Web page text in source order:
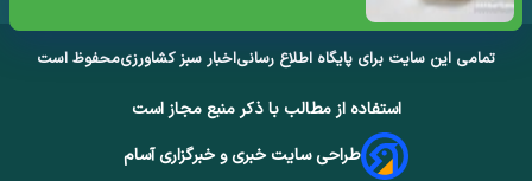
تمامی این سایت برای پایگاه اطلاع رسانیاخبار سبز کشاورزیمحفوظ است
استفاده از مطالب با ذکر منبع مجاز است
طراحی سایت خبری و خبرگزاری آسام